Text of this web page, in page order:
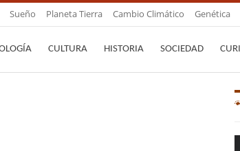
Sueño Planeta Tierra Cambio Climático Genética
CULTURA HISTORIA SOCIEDAD